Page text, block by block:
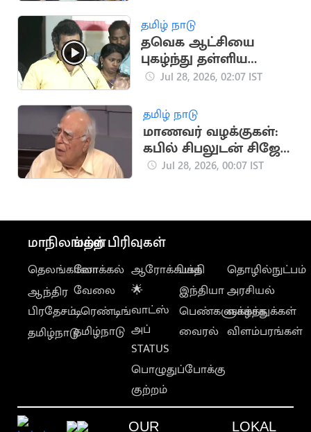
தமிழ் நாடு
தவெக ஆட்சியை
புகழ்ந்து தள்ளிய
இயக்குநர் ரவி மரியா
Jul 28, 2026, 02:07 IST
தமிழ் நாடு
மாணவர் வழக்குகள்:
கபில் சிபலுடன் சிஜேபி
ஆலோசனை
Jul 28, 2026, 00:07 IST
மாநிலங்கள்
தெலங்கானா
ஆந்திர
பிரதேசம்
தமிழ்நாடு
மற்ற பிரிவுகள்
லோக்கல்
வேலை
டிரெண்டிங்
தமிழ்நாடு
ஆரோக்கியம்
🌟
வாட்ஸ்
அப்
STATUS
பொழுதுப்போக்கு
குற்றம்
பக்தி
இந்தியா
பெண்களுக்காக
வைரல்
தொழில்நுட்பம்
அரசியல்
வாழ்த்துக்கள்
விளம்பரங்கள்
OUR LOKAL